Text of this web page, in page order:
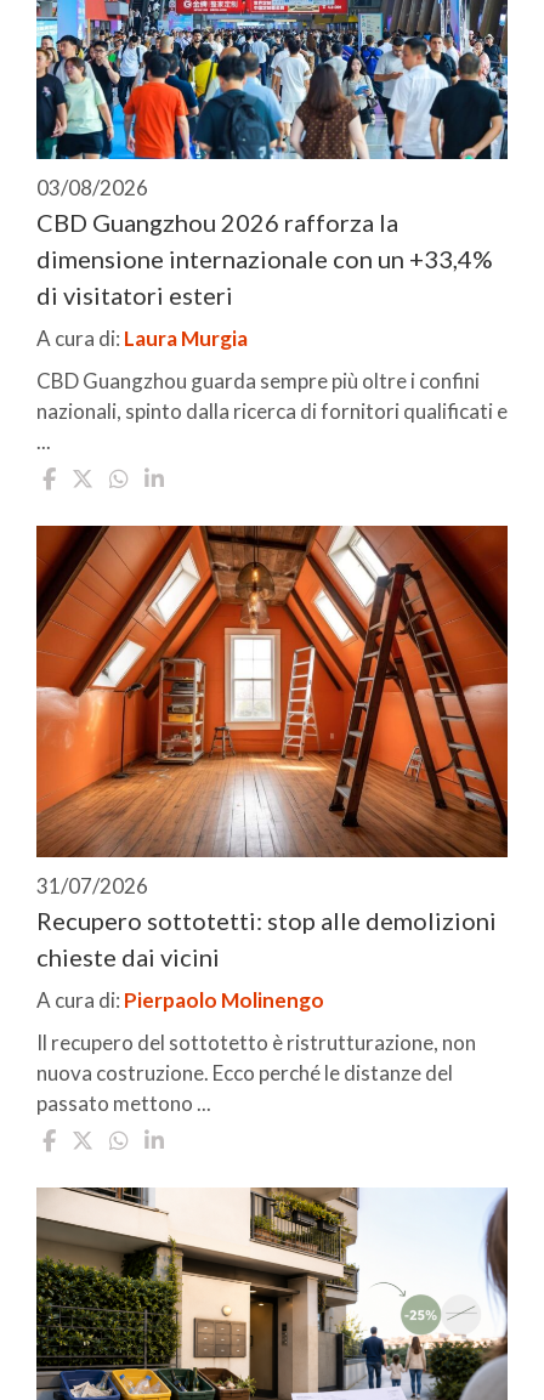
03/08/2026
CBD Guangzhou 2026 rafforza la
dimensione internazionale con un +33,4%
di visitatori esteri
A cura di: Laura Murgia
CBD Guangzhou guarda sempre più oltre i confini
nazionali, spinto dalla ricerca di fornitori qualificati e
...
31/07/2026
Recupero sottotetti: stop alle demolizioni
chieste dai vicini
A cura di: Pierpaolo Molinengo
Il recupero del sottotetto è ristrutturazione, non
nuova costruzione. Ecco perché le distanze del
passato mettono ...